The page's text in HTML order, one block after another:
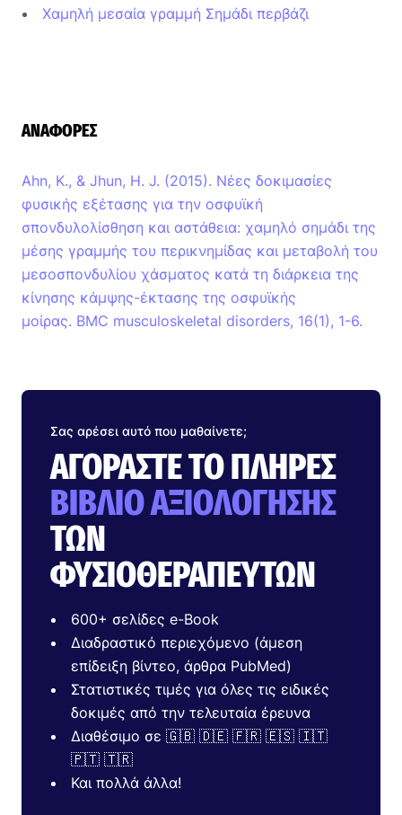
Χαμηλή μεσαία γραμμή Σημάδι περβάζι
ΑΝΑΦΟΡΈΣ
Ahn, K., & Jhun, H. J. (2015). Νέες δοκιμασίες
φυσικής εξέτασης για την οσφυϊκή
σπονδυλολίσθηση και αστάθεια: χαμηλό σημάδι της
μέσης γραμμής του περικνημίδας και μεταβολή του
μεσοσπονδυλίου χάσματος κατά τη διάρκεια της
κίνησης κάμψης-έκτασης της οσφυϊκής
μοίρας. BMC musculoskeletal disorders, 16(1), 1-6.
Σας αρέσει αυτό που μαθαίνετε;
ΑΓΟΡΆΣΤΕ ΤΟ ΠΛΉΡΕΣ
ΒΙΒΛΊΟ ΑΞΙΟΛΌΓΗΣΗΣ
ΤΩΝ
ΦΥΣΙΟΘΕΡΑΠΕΥΤΏΝ
600+ σελίδες e-Book
Διαδραστικό περιεχόμενο (άμεση
επίδειξη βίντεο, άρθρα PubMed)
Στατιστικές τιμές για όλες τις ειδικές
δοκιμές από την τελευταία έρευνα
Διαθέσιμο σε 🇬🇧 🇩🇪 🇫🇷 🇪🇸 🇮🇹
🇵🇹 🇹🇷
Και πολλά άλλα!